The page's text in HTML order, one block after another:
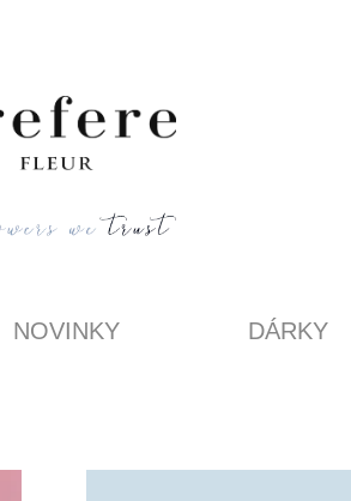
NOVINKY DÁRKY